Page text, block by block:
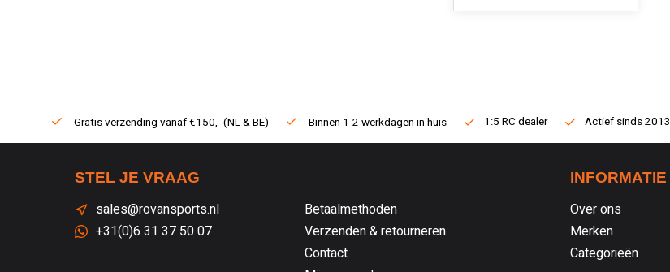
Gratis verzending vanaf €150,- (NL & BE) Binnen 1-2 werkdagen in huis 1:5 RC dealer Actief sinds 2013
STEL JE VRAAG
sales@rovansports.nl
+31(0)6 31 37 50 07
Betaalmethoden
Verzenden & retourneren
Contact
INFORMATIE
Over ons
Merken
Categorieën